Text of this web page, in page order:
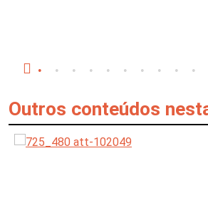
Outros conteúdos